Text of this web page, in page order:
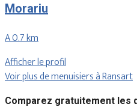
Morariu
A 0.7 km
Afficher le profil
Voir plus de menuisiers à Ransart
Comparez gratuitement les